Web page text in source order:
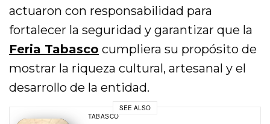
actuaron con responsabilidad para
fortalecer la seguridad y garantizar que la
Feria Tabasco cumpliera su propósito de
mostrar la riqueza cultural, artesanal y el
desarrollo de la entidad.
SEE ALSO
TABASCO